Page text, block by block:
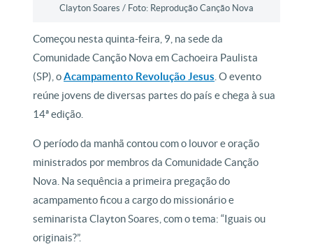
Clayton Soares / Foto: Reprodução Canção Nova
Começou nesta quinta-feira, 9, na sede da
Comunidade Canção Nova em Cachoeira Paulista
(SP), oAcampamento Revolução Jesus . O evento
reúne jovens de diversas partes do país e chega à sua
14ª edição.
O período da manhã contou com o louvor e oração
ministrados por membros da Comunidade Canção
Nova. Na sequência a primeira pregação do
acampamento ficou a cargo do missionário e
seminarista Clayton Soares, com o tema: “Iguais ou
originais?”.